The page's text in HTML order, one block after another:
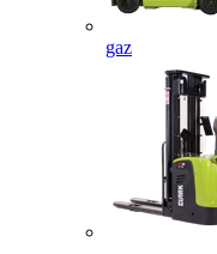
gaz